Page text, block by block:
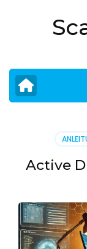
drücken)
Active